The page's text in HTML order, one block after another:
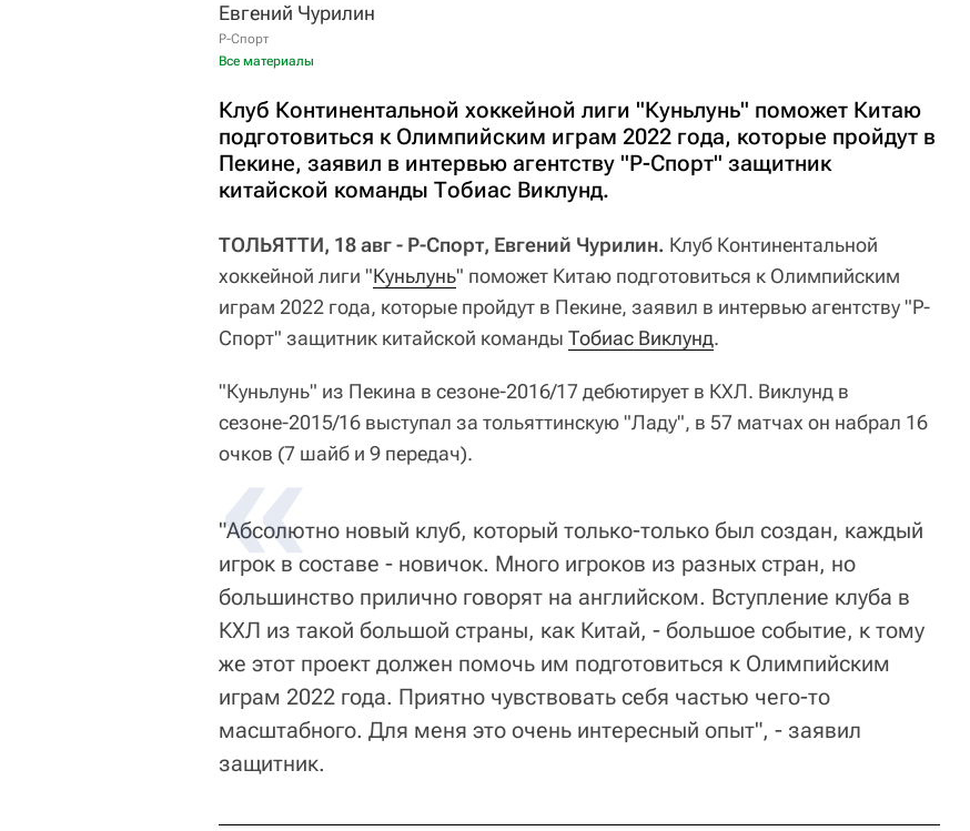
Евгений Чурилин
Р-Спорт
Все материалы
Клуб Континентальной хоккейной лиги "Куньлунь" поможет Китаю
подготовиться к Олимпийским играм 2022 года, которые пройдут в
Пекине, заявил в интервью агентству "Р-Спорт" защитник
китайской команды Тобиас Виклунд.
ТОЛЬЯТТИ, 18 авг - Р-Спорт, Евгений Чурилин. Клуб Континентальной
хоккейной лиги "Куньлунь" поможет Китаю подготовиться к Олимпийским
играм 2022 года, которые пройдут в Пекине, заявил в интервью агентству "Р-
Спорт" защитник китайской команды Тобиас Виклунд.
"Куньлунь" из Пекина в сезоне-2016/17 дебютирует в КХЛ. Виклунд в
сезоне-2015/16 выступал за тольяттинскую "Ладу", в 57 матчах он набрал 16
очков (7 шайб и 9 передач).
"Абсолютно новый клуб, который только-только был создан, каждый
игрок в составе - новичок. Много игроков из разных стран, но
большинство прилично говорят на английском. Вступление клуба в
КХЛ из такой большой страны, как Китай, - большое событие, к тому
же этот проект должен помочь им подготовиться к Олимпийским
играм 2022 года. Приятно чувствовать себя частью чего-то
масштабного. Для меня это очень интересный опыт", - заявил
защитник.